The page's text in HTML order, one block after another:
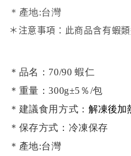
＊產地:台灣
＊注意事項：此商品含有蝦
＊品名：70/90 蝦仁
＊重量：300g±5％/包
＊建議食用方式： 解凍後加
＊保存方式：冷凍保存
＊產地:台灣